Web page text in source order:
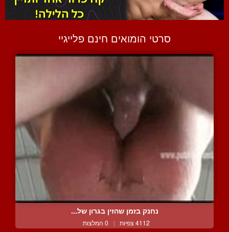
סרטי הומואים חינם פלייגיי
נחנק בזמן שהזין בגרון של...
4112 צפיות | 0 המלצות